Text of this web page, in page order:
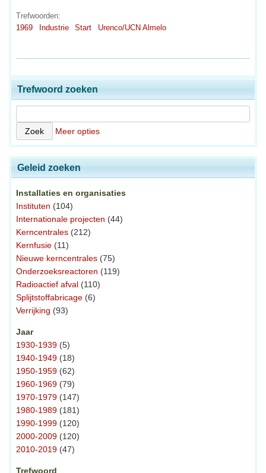
Trefwoorden:
1969
Industrie Start Urenco/UCN Almelo
Trefwoord zoeken
Meer opties
Geleid zoeken
Installaties en organisaties
Instituten (104)
Internationale projecten (44)
Kerncentrales (212)
Kernfusie (11)
Nieuwe kerncentrales (75)
Onderzoeksreactoren (119)
Radioactief afval (110)
Splijtstoffabricage (6)
Verrijking (93)
Jaar
1930-1939 (5)
1940-1949 (18)
1950-1959 (62)
1960-1969 (79)
1970-1979 (147)
1980-1989 (181)
1990-1999 (120)
2000-2009 (120)
2010-2019 (47)
Trefwoord